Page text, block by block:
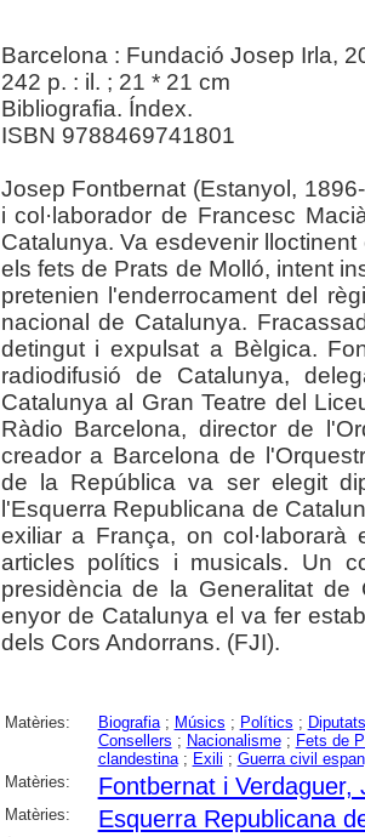
Barcelona : Fundació Josep Irla,
242 p. : il. ; 21 * 21 cm
Bibliografia. Índex.
ISBN 9788469741801
Josep Fontbernat (Estanyol,
i col·laborador de Francesc
Catalunya. Va esdevenir
els fets de Prats de Molló, intent
pretenien l'enderrocament del
nacional de Catalunya.
detingut i expulsat a Bèlgica.
radiodifusió de Catalunya,
Catalunya al Gran Teatre del
Ràdio Barcelona, director de
creador a Barcelona de
de la República va ser elegit
l'Esquerra Republicana de
exiliar a França, on col·laborarà
articles polítics i musicals. Un
presidència de la Generalitat
enyor de Catalunya el va fer
dels Cors Andorrans. (FJI).
Matèries: Biografia; Músics ; Polítics ;
Consellers ; Nacionalisme; Fets de
clandestina; Exili ; Guerra civil
Matèries:
Fontbernat i Verdaguer,
Matèries: Esquerra Republicana